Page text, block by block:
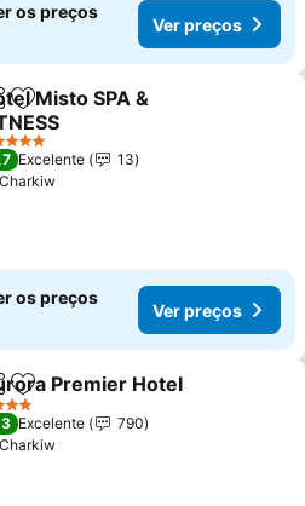
os preços
Ver preços
Adicionar aos favoritos
Misto SPA &
preços
Excelente
13
Charkiw
os preços
Ver preços
Adicionar aos favoritos
Premier Hotel
Excelente
790
Charkiw